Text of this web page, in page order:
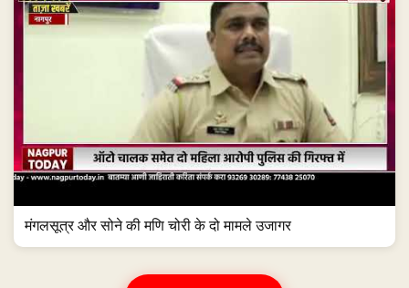
मंगलसूत्र और सोने की मणि चोरी के दो मामले उजागर